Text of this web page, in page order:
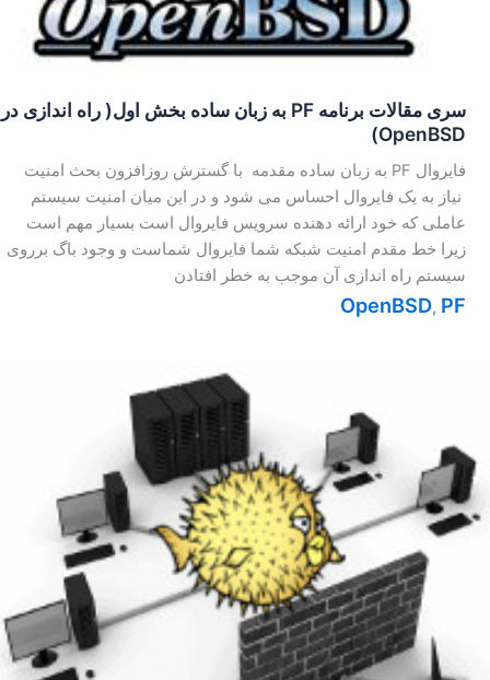
سری مقالات برنامه PF به زبان ساده بخش اول( راه اندازی در
OpenBSD)
فایروال PF به زبان ساده مقدمه با گسترش روزافزون بحث امنیت
نیاز به یک فایروال احساس می شود و در این میان امنیت سیستم
عاملی که خود ارائه دهنده سرویس فایروال است بسیار مهم است
زیرا خط مقدم امنیت شبکه شما فایروال شماست و وجود باگ برروی
سیستم راه اندازی آن موجب به خطر افتادن
OpenBSD, PF